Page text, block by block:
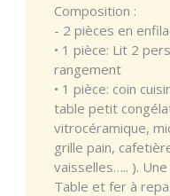
Composition :
- 2 pièces en
• 1 pièce: Lit 2
rangement
• 1 pièce: coin
table petit
vitrocéramique,
grille pain,
vaisselles….. ).
Table et fer à